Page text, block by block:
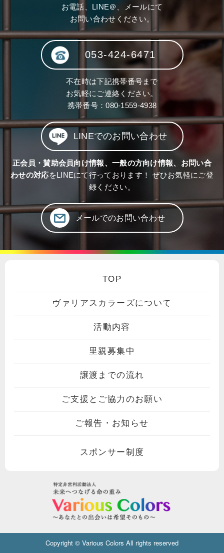
お電話、LINE＠、メールにて
お問い合わせください。
053-424-6471
不在時は下記携帯番号まで
お気軽にご連絡ください。
携帯番号：080-1559-4938
LINEでのお問い合わせ
正会員・賛助会員向け情報、一般の方向け情報、お問い合
わせの対応をLINEにて行っております！ ぜひお気軽にご登
録ください。
メールでのお問い合わせ
TOP
ヴァリアスカラーズについて
活動内容
里親募集中
譲渡までの流れ
ご支援とご協力のお願い
ご報告・お知らせ
スポンサー制度
Copyright © Various Colors All rights reserved